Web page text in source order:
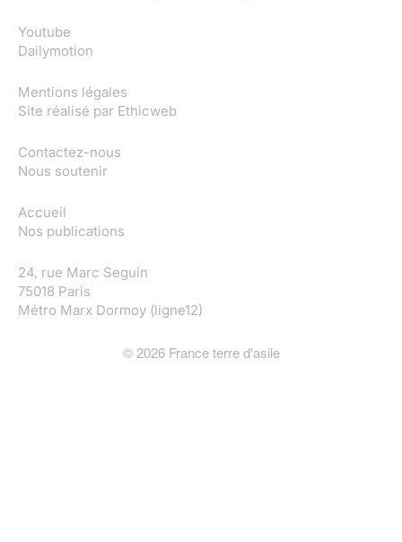
Youtube
Dailymotion
Mentions légales
Site réalisé par Ethicweb
Contactez-nous
Nous soutenir
Accueil
Nos publications
24, rue Marc Seguin
75018 Paris
Métro Marx Dormoy (ligne12)
© 2026France terre d'asile